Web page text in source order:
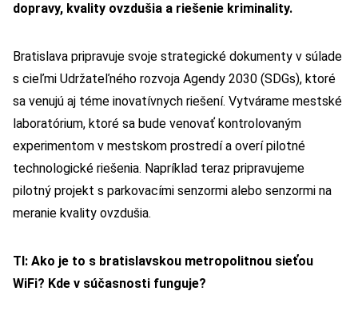
dopravy, kvality ovzdušia a riešenie kriminality.
Bratislava pripravuje svoje strategické dokumenty v súlade
s cieľmi Udržateľného rozvoja Agendy 2030 (SDGs), ktoré
sa venujú aj téme inovatívnych riešení. Vytvárame mestské
laboratórium, ktoré sa bude venovať kontrolovaným
experimentom v mestskom prostredí a overí pilotné
technologické riešenia. Napríklad teraz pripravujeme
pilotný projekt s parkovacími senzormi alebo senzormi na
meranie kvality ovzdušia.
TI: Ako je to s bratislavskou metropolitnou sieťou
WiFi? Kde v súčasnosti funguje?